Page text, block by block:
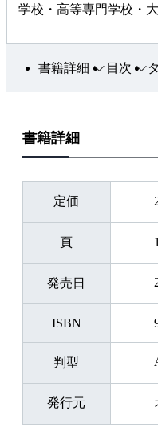
学校・高等専門学校・
書籍詳細 目次
書籍詳細
定価
頁
発売日
ISBN
判型
発行元